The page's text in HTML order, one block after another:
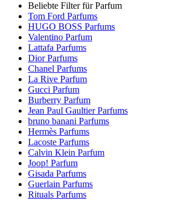
Beliebte Filter für Parfum
Tom Ford Parfums
HUGO BOSS Parfums
Valentino Parfum
Lattafa Parfums
Dior Parfums
Chanel Parfums
La Rive Parfum
Gucci Parfum
Burberry Parfum
Jean Paul Gaultier Parfums
bruno banani Parfums
Hermès Parfums
Lacoste Parfums
Calvin Klein Parfum
Joop! Parfum
Gisada Parfums
Guerlain Parfums
Rituals Parfums